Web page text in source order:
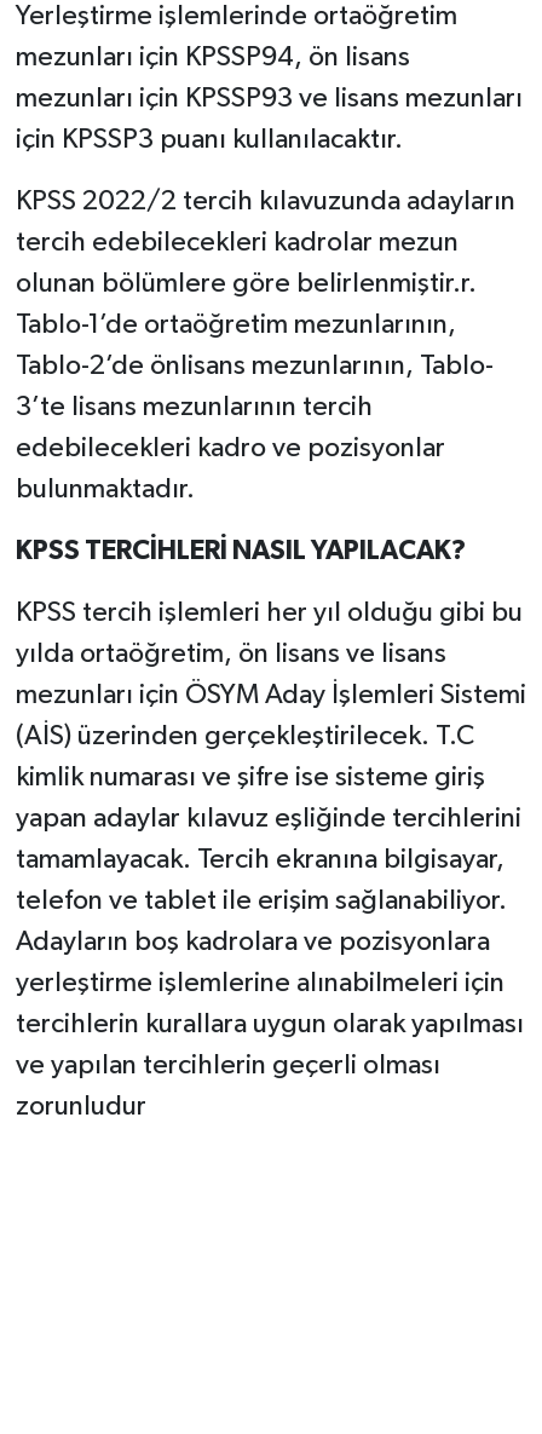
Yerleştirme işlemlerinde ortaöğretim
mezunları için KPSSP94, ön lisans
mezunları için KPSSP93 ve lisans mezunları
için KPSSP3 puanı kullanılacaktır.
KPSS 2022/2 tercih kılavuzunda adayların
tercih edebilecekleri kadrolar mezun
olunan bölümlere göre belirlenmiştir.r.
Tablo-1’de ortaöğretim mezunlarının,
Tablo-2’de önlisans mezunlarının, Tablo-
3’te lisans mezunlarının tercih
edebilecekleri kadro ve pozisyonlar
bulunmaktadır.
KPSS TERCİHLERİ NASIL YAPILACAK?
KPSS tercih işlemleri her yıl olduğu gibi bu
yılda ortaöğretim, ön lisans ve lisans
mezunları için ÖSYM Aday İşlemleri Sistemi
(AİS) üzerinden gerçekleştirilecek. T.C
kimlik numarası ve şifre ise sisteme giriş
yapan adaylar kılavuz eşliğinde tercihlerini
tamamlayacak. Tercih ekranına bilgisayar,
telefon ve tablet ile erişim sağlanabiliyor.
Adayların boş kadrolara ve pozisyonlara
yerleştirme işlemlerine alınabilmeleri için
tercihlerin kurallara uygun olarak yapılması
ve yapılan tercihlerin geçerli olması
zorunludur